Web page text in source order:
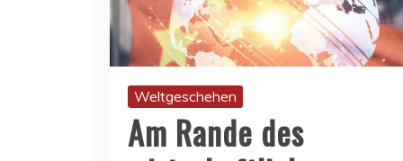
Weltgeschehen
Am Rande des